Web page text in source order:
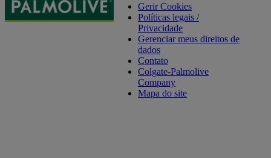
Gerir Cookies
Políticas legais /
Privacidade
Gerenciar meus direitos de
dados
Contato
Colgate-Palmolive
Company
Mapa do site